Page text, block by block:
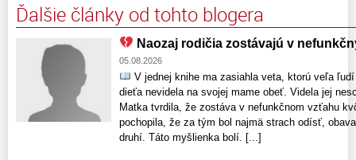
Ďalšie články od tohto blogera
Naozaj rodičia zostávajú v
05.08.2026
V jednej knihe ma zasiahla veta, ktorú veľa
dieťa nevidela na svojej mame obeť. Videla jej
Matka tvrdila, že zostáva v nefunkčnom vzťahu
pochopila, že za tým bol najmä strach odísť,
druhí. Táto myšlienka bolí. [...]